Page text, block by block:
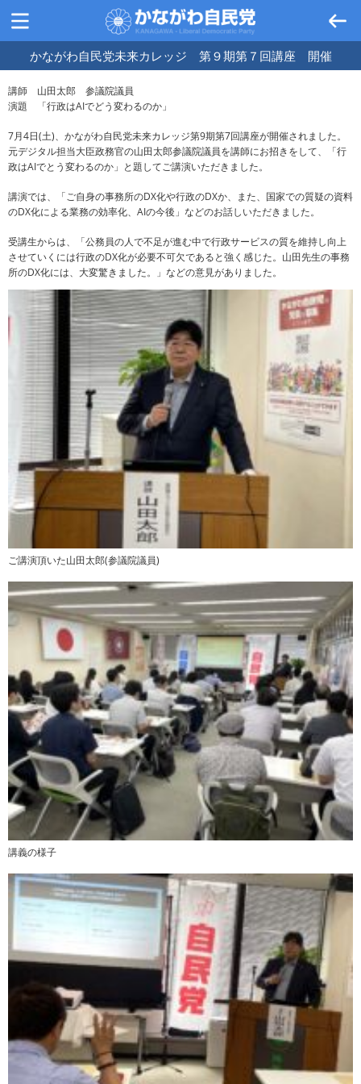
かながわ自民党未来カレッジ 第９期第７回講座 開催
講師 山田太郎 参議院議員
演題 「行政はAIでどう変わるのか」
7月4日(土)、かながわ自民党未来カレッジ第9期第7回講座が開催されました。
元デジタル担当大臣政務官の山田太郎参議院議員を講師にお招きをして、「行
政はAIでとう変わるのか」と題してご講演いただきました。
講演では、「ご自身の事務所のDX化や行政のDXか、また、国家での質疑の資料
のDX化による業務の効率化、AIの今後」などのお話しいただきました。
受講生からは、「公務員の人で不足が進む中で行政サービスの質を維持し向上
させていくには行政のDX化が必要不可欠であると強く感じた。山田先生の事務
所のDX化には、大変驚きました。」などの意見がありました。
ご講演頂いた山田太郎(参議院議員)
講義の様子